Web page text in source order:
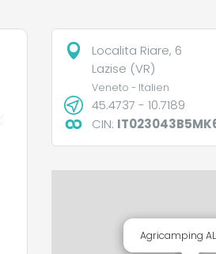
Localita Riare, 6
Lazise (VR)
Veneto - Italien
45.4737 - 10.7189
CIN:
Agricamping